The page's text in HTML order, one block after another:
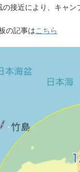
接近により、キャン
の記事はこちら